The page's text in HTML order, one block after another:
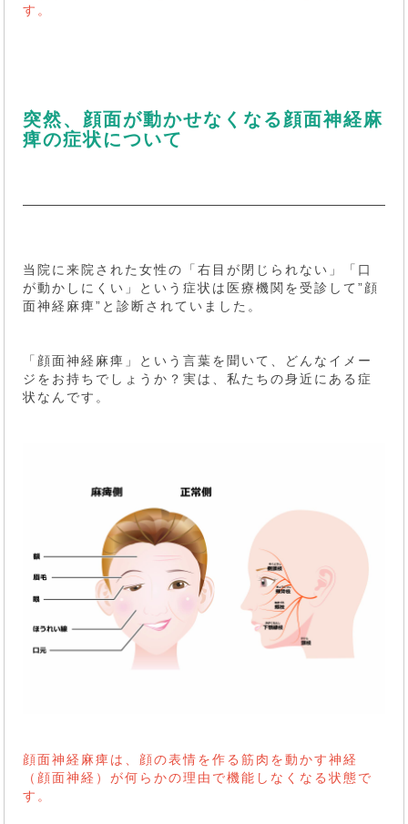
す。
突然、顔面が動かせなくなる顔面神経麻
痺の症状について
当院に来院された女性の「右目が閉じられない」「口
が動かしにくい」という症状は医療機関を受診して”顔
面神経麻痺”と診断されていました。
「顔面神経麻痺」という言葉を聞いて、どんなイメー
ジをお持ちでしょうか？実は、私たちの身近にある症
状なんです。
顔面神経麻痺は、顔の表情を作る筋肉を動かす神経
（顔面神経）が何らかの理由で機能しなくなる状態で
す。